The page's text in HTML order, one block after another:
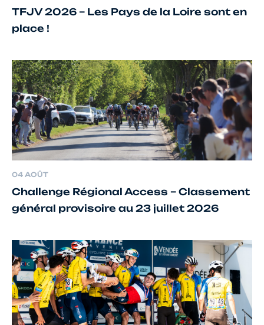
TFJV 2026 – Les Pays de la Loire sont en
place !
04 AOÛT
Challenge Régional Access – Classement
général provisoire au 23 juillet 2026